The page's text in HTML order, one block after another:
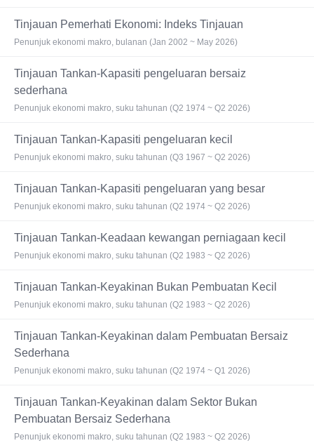
Tinjauan Pemerhati Ekonomi: Indeks Tinjauan
Penunjuk ekonomi makro, bulanan (Jan 2002 ~ May 2026)
Tinjauan Tankan-Kapasiti pengeluaran bersaiz
sederhana
Penunjuk ekonomi makro, suku tahunan (Q2 1974 ~ Q2 2026)
Tinjauan Tankan-Kapasiti pengeluaran kecil
Penunjuk ekonomi makro, suku tahunan (Q3 1967 ~ Q2 2026)
Tinjauan Tankan-Kapasiti pengeluaran yang besar
Penunjuk ekonomi makro, suku tahunan (Q2 1974 ~ Q2 2026)
Tinjauan Tankan-Keadaan kewangan perniagaan kecil
Penunjuk ekonomi makro, suku tahunan (Q2 1983 ~ Q2 2026)
Tinjauan Tankan-Keyakinan Bukan Pembuatan Kecil
Penunjuk ekonomi makro, suku tahunan (Q2 1983 ~ Q2 2026)
Tinjauan Tankan-Keyakinan dalam Pembuatan Bersaiz
Sederhana
Penunjuk ekonomi makro, suku tahunan (Q2 1974 ~ Q1 2026)
Tinjauan Tankan-Keyakinan dalam Sektor Bukan
Pembuatan Bersaiz Sederhana
Penunjuk ekonomi makro, suku tahunan (Q2 1983 ~ Q2 2026)